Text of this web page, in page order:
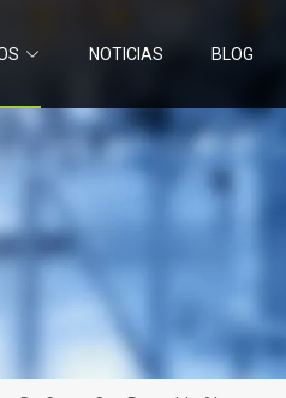
NOTICIAS BLOG